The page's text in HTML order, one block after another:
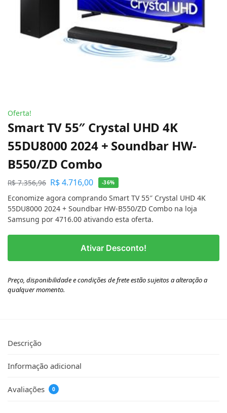
Oferta!
Smart TV 55″ Crystal UHD 4K
55DU8000 2024 + Soundbar HW-
B550/ZD Combo
R$7.356,96 R$4.716,00 -36%
Economize agora comprando Smart TV 55″ Crystal UHD 4K
55DU8000 2024 + Soundbar HW-B550/ZD Combo na loja
Samsung por 4716.00 ativando esta oferta.
Ativar Desconto!
Preço, disponibilidade e condições de frete estão sujeitos a alteração a
qualquer momento.
Descrição
Informação adicional
Avaliações 0